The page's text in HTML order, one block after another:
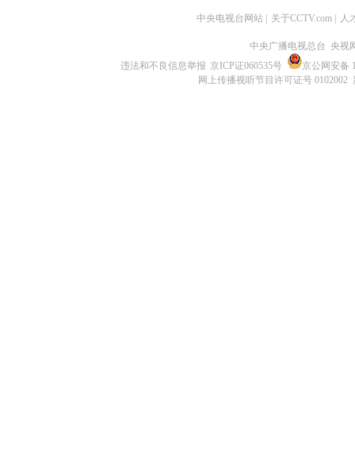
中央电视台网站 关于CCTV.com 人
中央广播电视总台 央视
违法和不良信息举报 京ICP证060535号
京公网安备
网上传播视听节目许可证号 0102002